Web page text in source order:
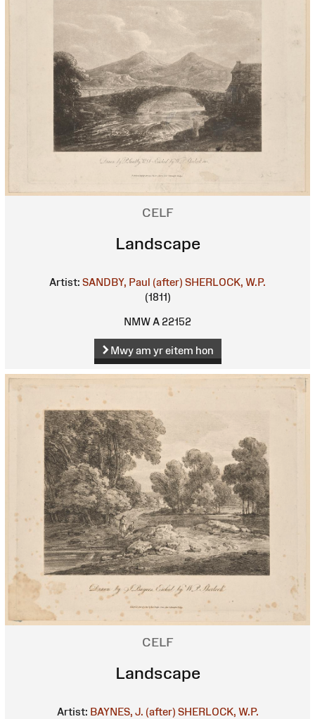
CELF
Landscape
Artist: SANDBY, Paul (after) SHERLOCK, W.P.
(1811)
NMW A 22152
Mwy am yr eitem hon
CELF
Landscape
Artist: BAYNES, J. (after) SHERLOCK, W.P.